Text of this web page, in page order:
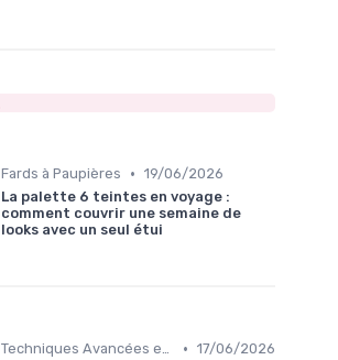
Fards à Paupières • 19/06/2026
La palette 6 teintes en voyage :
comment couvrir une semaine de
looks avec un seul étui
Techniques Avancées et Artistiques • 17/06/2026